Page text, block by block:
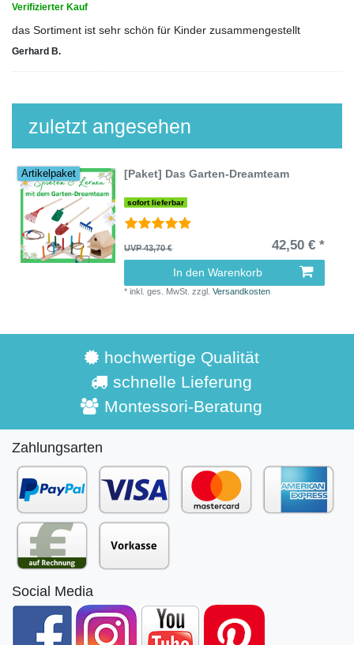
Verifizierter Kauf
das Sortiment ist sehr schön für Kinder zusammengestellt
Gerhard B.
zuletzt angesehen
Artikelpaket [Paket] Das Garten-Dreamteam
sofort lieferbar
UVP 43,70 € 42,50 € *
In den Warenkorb
*inkl. ges. MwSt. zzgl.Versandkosten
hochwertige Qualität
schnelle Lieferung
Montessori-Beratung
Zahlungsarten
Social Media